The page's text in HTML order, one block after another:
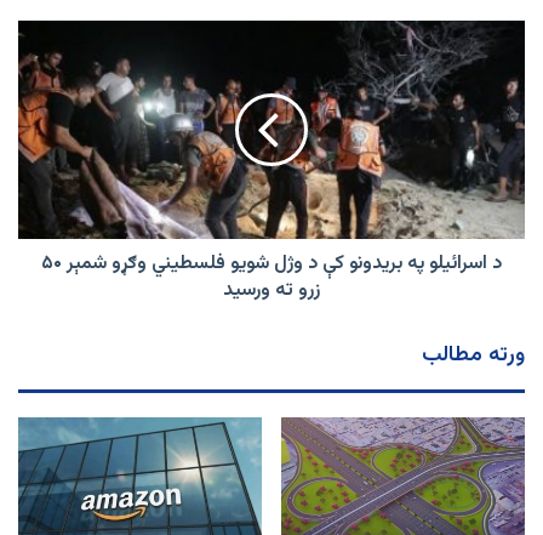
اوښتې
اسرائیلو
په
بریدونو
کې
د
وژل
شویو
فلسطیني
وګړو
ته
ورسید
د اسرائیلو په بریدونو کې د وژل شویو فلسطیني وګړو شمېر ۵۰
زرو ته ورسید
ورته مطالب